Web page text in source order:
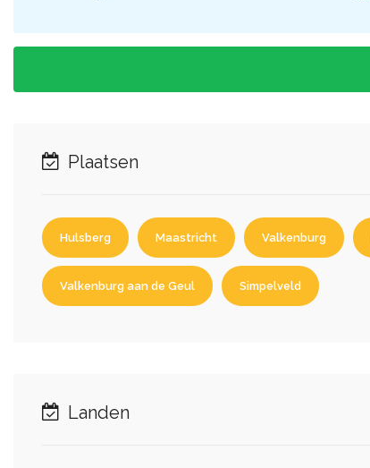
Plaatsen
Hulsberg Maastricht Valkenburg
Valkenburg aan de Geul Simpelveld
Landen